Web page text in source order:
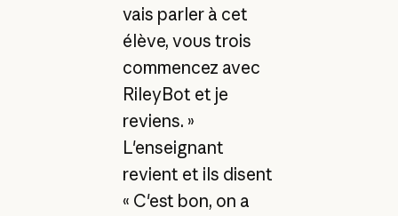
vais parler à cet
élève, vous trois
commencez avec
RileyBot et je
reviens. »
L'enseignant
revient et ils disent
« C'est bon, on a